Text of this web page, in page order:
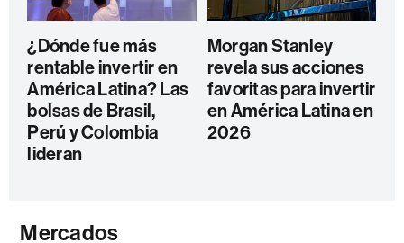
¿Dónde fue más
rentable invertir en
América Latina? Las
bolsas de Brasil,
Perú y Colombia
lideran
Morgan Stanley
revela sus acciones
favoritas para invertir
en América Latina en
2026
Mercados